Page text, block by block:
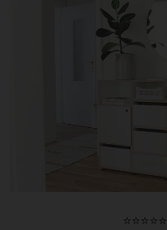
⭐⭐⭐⭐⭐